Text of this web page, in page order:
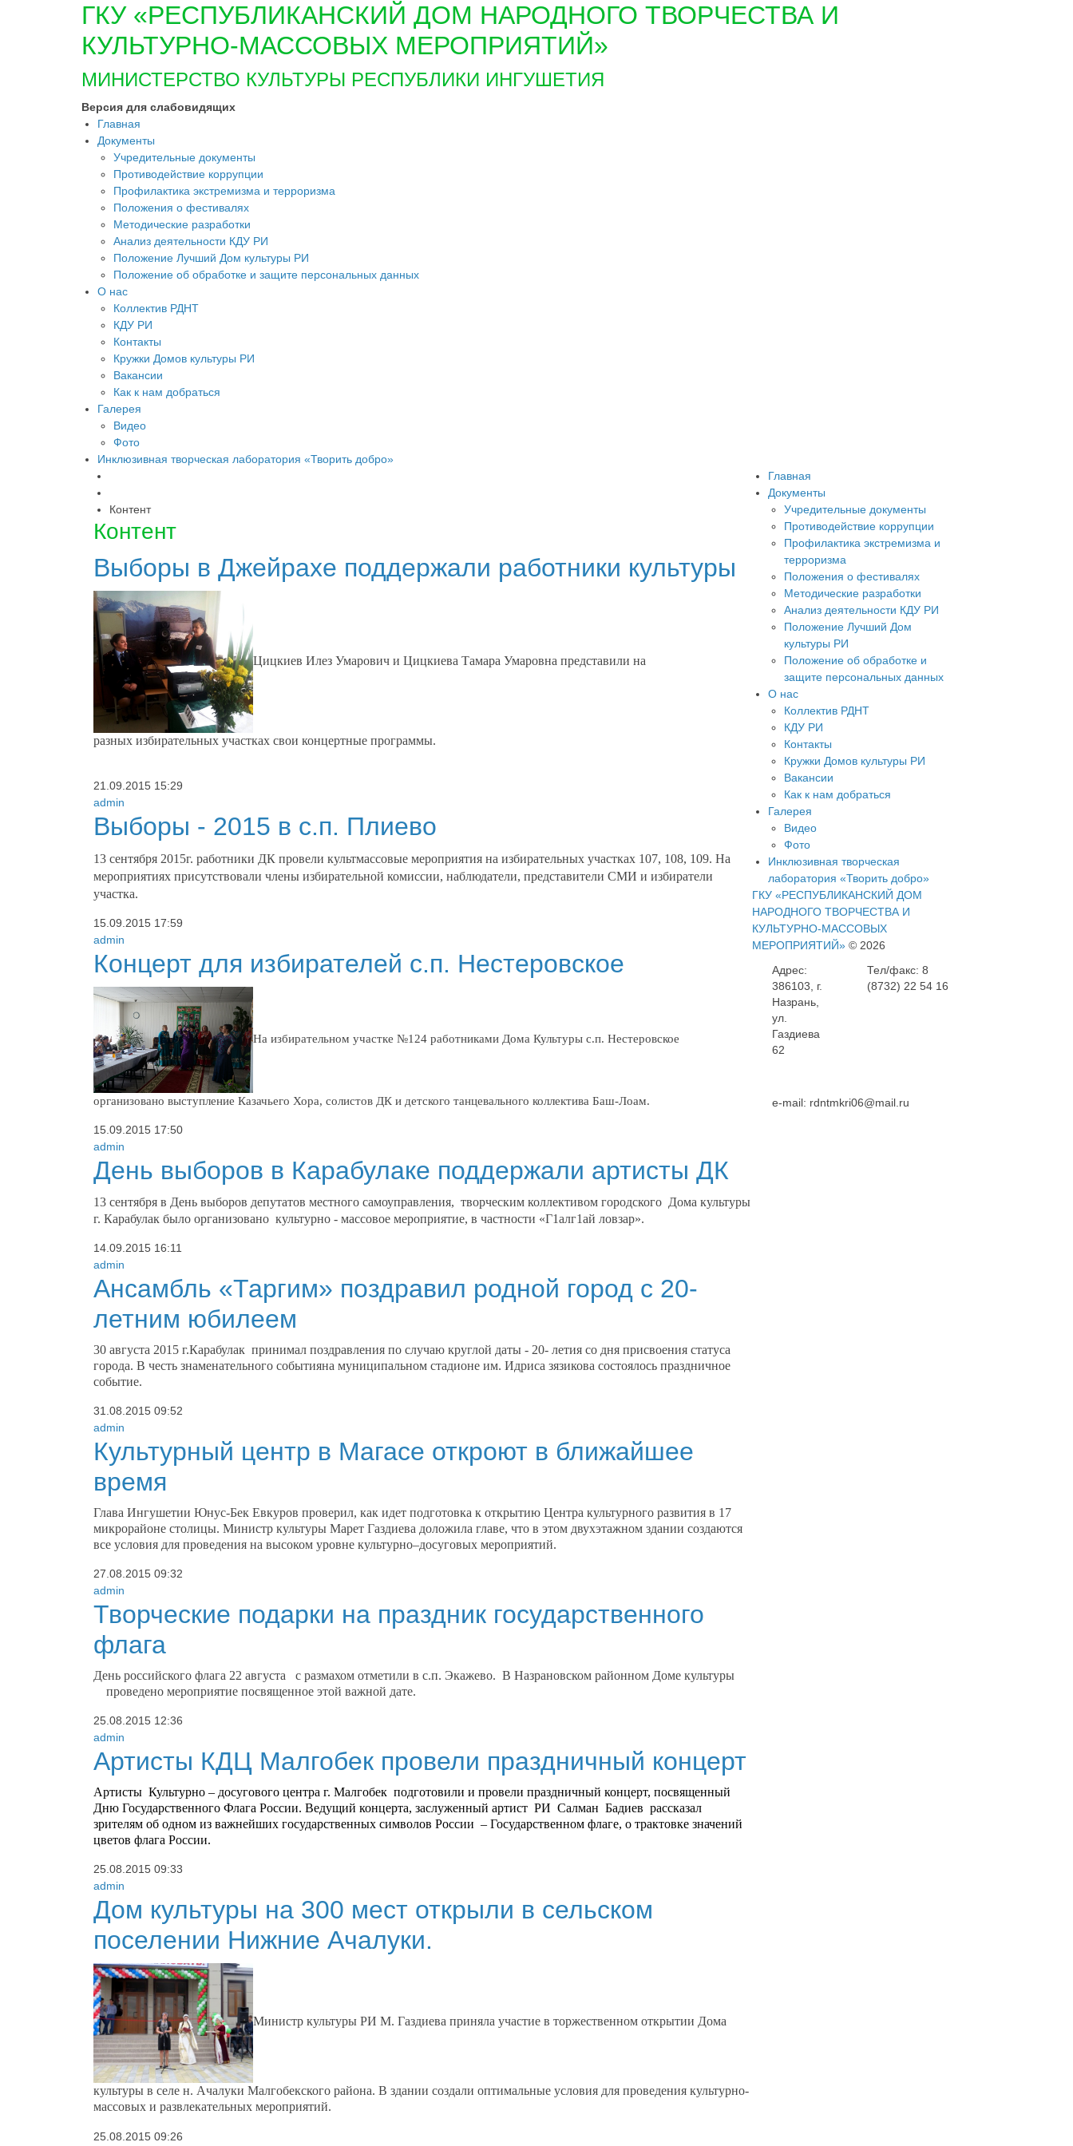
ГКУ «РЕСПУБЛИКАНСКИЙ ДОМ НАРОДНОГО ТВОРЧЕСТВА И
КУЛЬТУРНО-МАССОВЫХ МЕРОПРИЯТИЙ»
МИНИСТЕРСТВО КУЛЬТУРЫ РЕСПУБЛИКИ ИНГУШЕТИЯ
Версия для слабовидящих
Главная
Документы
Учредительные документы
Противодействие коррупции
Профилактика экстремизма и терроризма
Положения о фестивалях
Методические разработки
Анализ деятельности КДУ РИ
Положение Лучший Дом культуры РИ
Положение об обработке и защите персональных данных
О нас
Коллектив РДНТ
КДУ РИ
Контакты
Кружки Домов культуры РИ
Вакансии
Как к нам добраться
Галерея
Видео
Фото
Инклюзивная творческая лаборатория «Творить добро»
Контент
Контент
Выборы в Джейрахе поддержали работники культуры
Цицкиев Илез Умарович и Цицкиева Тамара Умаровна представили на
разных избирательных участках свои концертные программы.
21.09.2015 15:29
admin
Выборы - 2015 в с.п. Плиево
13 сентября 2015г. работники ДК провели культмассовые мероприятия на избирательных участках 107, 108, 109. На
мероприятиях присутствовали члены избирательной комиссии, наблюдатели, представители СМИ и избиратели
участка.
15.09.2015 17:59
admin
Концерт для избирателей с.п. Нестеровское
На избирательном участке №124 работниками Дома Культуры с.п. Нестеровское
организовано выступление Казачьего Хора, солистов ДК и детского танцевального коллектива Баш-Лоам.
15.09.2015 17:50
admin
День выборов в Карабулаке поддержали артисты ДК
13 сентября в День выборов депутатов местного самоуправления, творческим коллективом городского Дома культуры
г. Карабулак было организовано культурно - массовое мероприятие, в частности «Г1алг1ай ловзар».
14.09.2015 16:11
admin
Ансамбль «Таргим» поздравил родной город с 20-
летним юбилеем
30 августа 2015 г.Карабулак принимал поздравления по случаю круглой даты - 20- летия со дня присвоения статуса
города. В честь знаменательного событияна муниципальном стадионе им. Идриса зязикова состоялось праздничное
событие.
31.08.2015 09:52
admin
Культурный центр в Магасе откроют в ближайшее
время
Глава Ингушетии Юнус-Бек Евкуров проверил, как идет подготовка к открытию Центра культурного развития в 17
микрорайоне столицы. Министр культуры Марет Газдиева доложила главе, что в этом двухэтажном здании создаются
все условия для проведения на высоком уровне культурно–досуговых мероприятий.
27.08.2015 09:32
admin
Творческие подарки на праздник государственного
флага
День российского флага 22 августа с размахом отметили в с.п. Экажево. В Назрановском районном Доме культуры
проведено мероприятие посвященное этой важной дате.
25.08.2015 12:36
admin
Артисты КДЦ Малгобек провели праздничный концерт
Артисты Культурно – досугового центра г. Малгобек подготовили и провели праздничный концерт, посвященный
Дню Государственного Флага России. Ведущий концерта, заслуженный артист РИ Салман Бадиев рассказал
зрителям об одном из важнейших государственных символов России – Государственном флаге, о трактовке значений
цветов флага России.
25.08.2015 09:33
admin
Дом культуры на 300 мест открыли в сельском
поселении Нижние Ачалуки.
Министр культуры РИ М. Газдиева приняла участие в торжественном открытии Дома
культуры в селе н. Ачалуки Малгобекского района. В здании создали оптимальные условия для проведения культурно-
массовых и развлекательных мероприятий.
25.08.2015 09:26
Главная
Документы
Учредительные документы
Противодействие коррупции
Профилактика экстремизма и
терроризма
Положения о фестивалях
Методические разработки
Анализ деятельности КДУ РИ
Положение Лучший Дом
культуры РИ
Положение об обработке и
защите персональных данных
О нас
Коллектив РДНТ
КДУ РИ
Контакты
Кружки Домов культуры РИ
Вакансии
Как к нам добраться
Галерея
Видео
Фото
Инклюзивная творческая
лаборатория «Творить добро»
ГКУ «РЕСПУБЛИКАНСКИЙ ДОМ
НАРОДНОГО ТВОРЧЕСТВА И
КУЛЬТУРНО-МАССОВЫХ
МЕРОПРИЯТИЙ» © 2026
Адрес:
386103, г.
Назрань,
ул.
Газдиева
62
Тел/факс: 8
(8732) 22 54 16
e-mail: rdntmkri06@mail.ru